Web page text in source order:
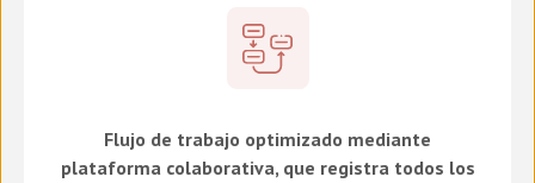
Flujo de trabajo optimizado mediante
plataforma colaborativa, que registra todos los